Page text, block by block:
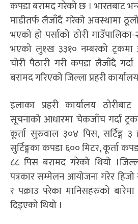
कपडा बरामद गरेको छ । भारतबाट
माडीतर्फ लैजाँदै गरेको अवस्थामा
भएको हो पर्साको ठोरी
भएको लु१ख ३३१० नम्बरको
चोरी पैठारी गरी कपडा लैजाँदै
बरामद गरिएको जिल्ला प्रहरी
इलाका प्रहरी कार्यालय
सूचनाको आधारमा चेकजाँच गर्दा
कूर्ता सुरुवाल ३०४ पिस, सर्टिङ्ग
सुर्टिङ्गका कपडा ६०० मिटर, कूर्ता
८८ पिस बरामद गरेको थियो
पत्रकार सम्मेलन आयोजना गरेर
र पक्राउ परेका मानिसहरुको
दिइएको थियो ।